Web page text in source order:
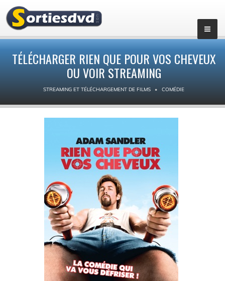
TÉLÉCHARGER RIEN QUE POUR VOS CHEVEUX
OU VOIR STREAMING
STREAMING ET TÉLÉCHARGEMENT DE FILMS COMÉDIE